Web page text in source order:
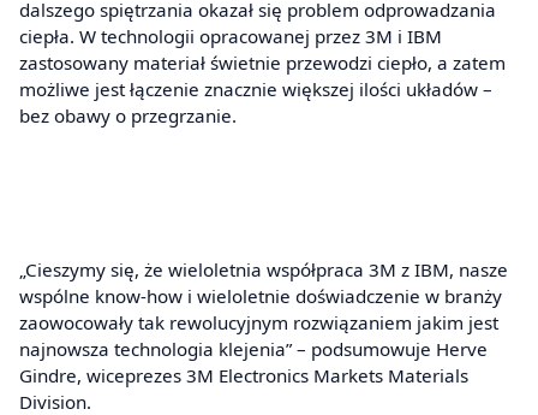
dalszego spiętrzania okazał się problem odprowadzania
ciepła. W technologii opracowanej przez 3M i IBM
zastosowany materiał świetnie przewodzi ciepło, a zatem
możliwe jest łączenie znacznie większej ilości układów –
bez obawy o przegrzanie.
„Cieszymy się, że wieloletnia współpraca 3M z IBM, nasze
wspólne know-how i wieloletnie doświadczenie w branży
zaowocowały tak rewolucyjnym rozwiązaniem jakim jest
najnowsza technologia klejenia” – podsumowuje Herve
Gindre, wiceprezes 3M Electronics Markets Materials
Division.